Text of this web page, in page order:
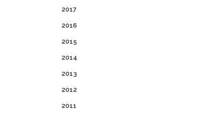
2017
2016
2015
2014
2013
2012
2011